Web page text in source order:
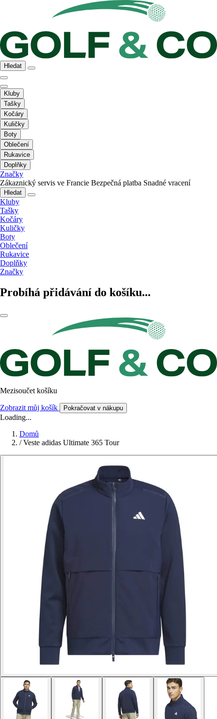
Hledat
Kluby
Tašky
Kočáry
Kuličky
Boty
Oblečení
Rukavice
Doplňky
Značky
Zákaznický servis ve Francie Bezpečná platba Snadné vracení
Hledat
Kluby
Tašky
Kočáry
Kuličky
Boty
Oblečení
Rukavice
Doplňky
Značky
Probíhá přidávání do košíku...
Mezisoučet košíku
Zobrazit můj košík Pokračovat v nákupu
Loading...
Domů
/ Veste adidas Ultimate 365 Tour